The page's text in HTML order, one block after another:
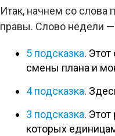
Итак, начнем со слова
правы. Слово недели —
5 подсказка.
смены плана и
4 подсказка.
3 подсказка.
которых